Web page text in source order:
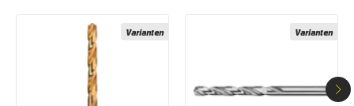
Varianten Varianten